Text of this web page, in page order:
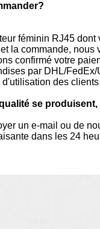
féminin RJ45
la commande,
confirmé votre
par DHL/
des
se
un e-mail ou de
dans les 24